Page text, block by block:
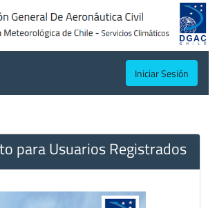
Iniciar Sesión
para Usuarios Registrados